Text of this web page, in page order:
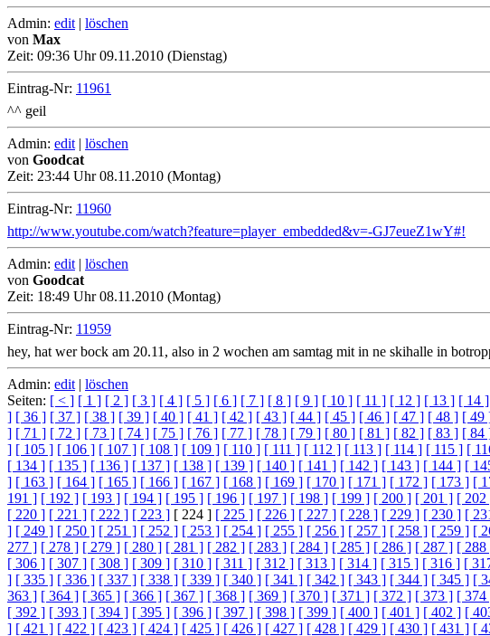
Admin: edit | löschen
von Max
Zeit: 09:36 Uhr 09.11.2010 (Dienstag)
Eintrag-Nr: 11961
^^ geil
Admin: edit | löschen
von Goodcat
Zeit: 23:44 Uhr 08.11.2010 (Montag)
Eintrag-Nr: 11960
http://www.youtube.com/watch?feature=player_embedded&v=-GJ7eueZ1wY#!
Admin: edit | löschen
von Goodcat
Zeit: 18:49 Uhr 08.11.2010 (Montag)
Eintrag-Nr: 11959
hey, hat wer bock am 20.11, also in 2 wochen am samtag mit in ne skihalle in
Admin: edit | löschen
Seiten: [ < ] [ 1 ] [ 2 ] [ 3 ] [ 4 ] [ 5 ] [ 6 ] [ 7 ] [ 8 ] [ 9 ] [ 10 ] [ 11 ] [ 12 ] [ 13 ] [ 14 ]
] [ 36 ] [ 37 ] [ 38 ] [ 39 ] [ 40 ] [ 41 ] [ 42 ] [ 43 ] [ 44 ] [ 45 ] [ 46 ] [ 47 ] [ 48 ] [ 49
] [ 71 ] [ 72 ] [ 73 ] [ 74 ] [ 75 ] [ 76 ] [ 77 ] [ 78 ] [ 79 ] [ 80 ] [ 81 ] [ 82 ] [ 83 ] [ 84
] [ 105 ] [ 106 ] [ 107 ] [ 108 ] [ 109 ] [ 110 ] [ 111 ] [ 112 ] [ 113 ] [ 114 ] [ 115 ] [
[ 134 ] [ 135 ] [ 136 ] [ 137 ] [ 138 ] [ 139 ] [ 140 ] [ 141 ] [ 142 ] [ 143 ] [ 144 ] [
] [ 163 ] [ 164 ] [ 165 ] [ 166 ] [ 167 ] [ 168 ] [ 169 ] [ 170 ] [ 171 ] [ 172 ] [ 173 ] [
191 ] [ 192 ] [ 193 ] [ 194 ] [ 195 ] [ 196 ] [ 197 ] [ 198 ] [ 199 ] [ 200 ] [ 201 ] [ 202
[ 220 ] [ 221 ] [ 222 ] [ 223 ] [ 224 ] [ 225 ] [ 226 ] [ 227 ] [ 228 ] [ 229 ] [ 230 ] [
] [ 249 ] [ 250 ] [ 251 ] [ 252 ] [ 253 ] [ 254 ] [ 255 ] [ 256 ] [ 257 ] [ 258 ] [ 259 ] [
277 ] [ 278 ] [ 279 ] [ 280 ] [ 281 ] [ 282 ] [ 283 ] [ 284 ] [ 285 ] [ 286 ] [ 287 ] [ 288
[ 306 ] [ 307 ] [ 308 ] [ 309 ] [ 310 ] [ 311 ] [ 312 ] [ 313 ] [ 314 ] [ 315 ] [ 316 ] [
] [ 335 ] [ 336 ] [ 337 ] [ 338 ] [ 339 ] [ 340 ] [ 341 ] [ 342 ] [ 343 ] [ 344 ] [ 345 ] [
363 ] [ 364 ] [ 365 ] [ 366 ] [ 367 ] [ 368 ] [ 369 ] [ 370 ] [ 371 ] [ 372 ] [ 373 ] [ 374
[ 392 ] [ 393 ] [ 394 ] [ 395 ] [ 396 ] [ 397 ] [ 398 ] [ 399 ] [ 400 ] [ 401 ] [ 402 ] [
] [ 421 ] [ 422 ] [ 423 ] [ 424 ] [ 425 ] [ 426 ] [ 427 ] [ 428 ] [ 429 ] [ 430 ] [ 431 ] [